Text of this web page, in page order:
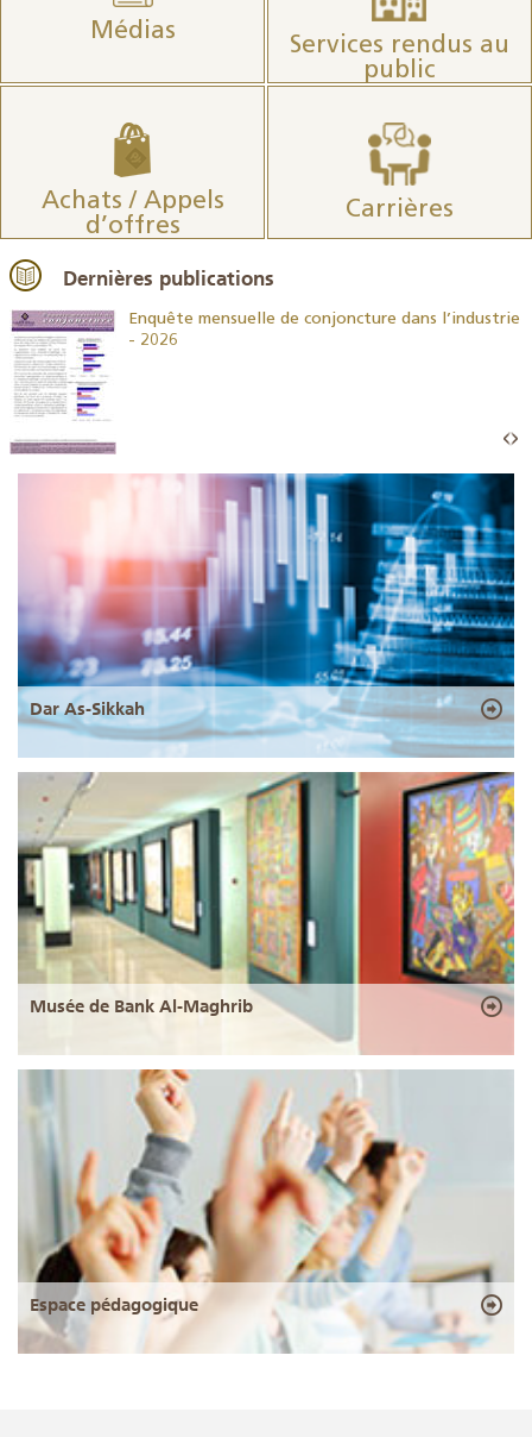
Médias
Services rendus au
public
Achats / Appels
d’offres
Carrières
Dernières publications
Enquête mensuelle de conjoncture dans l’industrie
- 2026
Dar As-Sikkah
Musée de Bank Al-Maghrib
Espace pédagogique